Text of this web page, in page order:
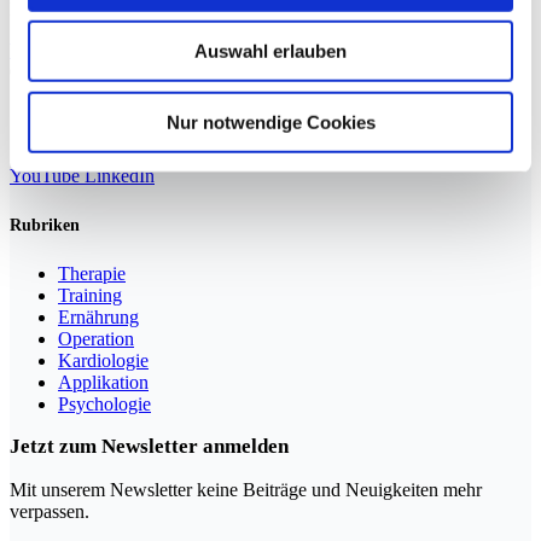
Auswahl erlauben
Nur notwendige Cookies
Entwicklung geht einher mit
Sportmedizin für Ärzte, Therapeuten und Trainer
YouTube LinkedIn
Rubriken
Therapie
Training
Ernährung
Operation
Kardiologie
Applikation
Psychologie
Jetzt zum Newsletter anmelden
Mit unserem Newsletter keine Beiträge und Neuigkeiten mehr
verpassen.